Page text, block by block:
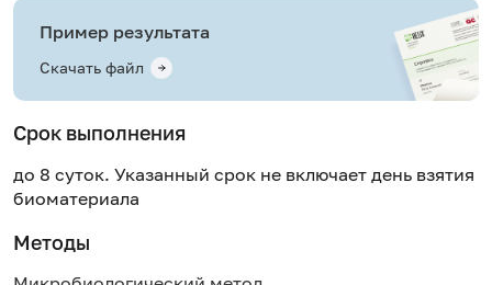
Пример результата
Скачать файл
Срок выполнения
до 8 суток. Указанный срок не включает день взятия
биоматериала
Методы